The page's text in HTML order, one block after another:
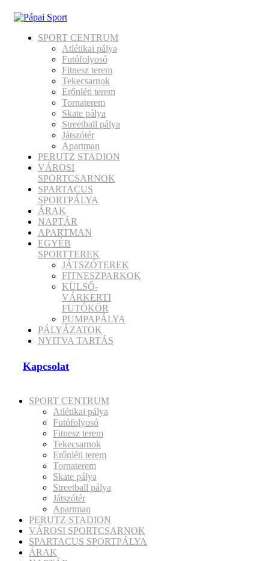
SPORT CENTRUM
Atlétikai pálya
Futófolyosó
Fitnesz terem
Tekecsarnok
Erőnléti terem
Tornaterem
Skate pálya
Streetball pálya
Játszótér
Apartman
PERUTZ STADION
VÁROSI
SPORTCSARNOK
SPARTACUS
SPORTPÁLYA
ÁRAK
NAPTÁR
APARTMAN
EGYÉB
SPORTTEREK
JÁTSZÓTEREK
FITNESZPARKOK
KÜLSŐ-
VÁRKERTI
FUTÓKÖR
PUMPAPÁLYA
PÁLYÁZATOK
NYITVA TARTÁS
Kapcsolat
SPORT CENTRUM
Atlétikai pálya
Futófolyosó
Fitnesz terem
Tekecsarnok
Erőnléti terem
Tornaterem
Skate pálya
Streetball pálya
Játszótér
Apartman
PERUTZ STADION
VÁROSI SPORTCSARNOK
SPARTACUS SPORTPÁLYA
ÁRAK